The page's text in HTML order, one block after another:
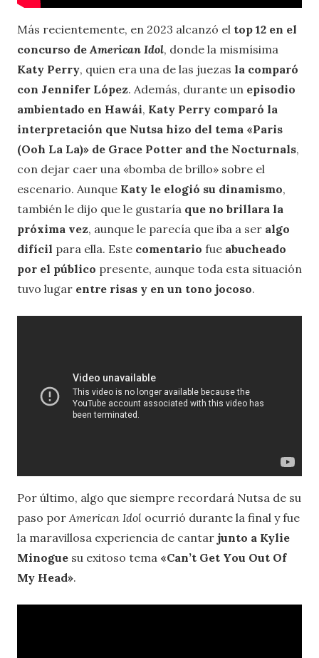
Más recientemente, en 2023 alcanzó el top 12 en el
concurso deAmerican Idol, donde la mismísima
Katy Perry, quien era una de las juezas la comparó
con Jennifer López. Además, durante un episodio
ambientado en Hawái, Katy Perry comparó la
interpretación que Nutsa hizo del tema «Paris
(Ooh La La)» de Grace Potter and the Nocturnals,
con dejar caer una «bomba de brillo» sobre el
escenario. Aunque Katy le elogió su dinamismo,
también le dijo que le gustaría que no brillara la
próxima vez, aunque le parecía que iba a ser algo
difícil para ella. Este comentario fue abucheado
por el público presente, aunque toda esta situación
tuvo lugar entre risas y en un tono jocoso.
Por último, algo que siempre recordará Nutsa de su
paso porAmerican Idol ocurrió durante la final y fue
la maravillosa experiencia de cantar junto a Kylie
Minogue su exitoso tema «Can’t Get You Out Of
My Head».